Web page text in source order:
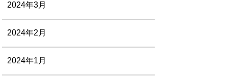
2024年3月
2024年2月
2024年1月